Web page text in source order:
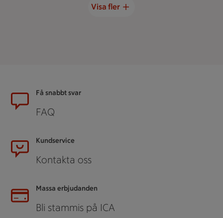
Visa fler
SidfotFå snabbt svar
FAQ
Kundservice
Kontakta oss
Massa erbjudanden
Bli stammis på ICA